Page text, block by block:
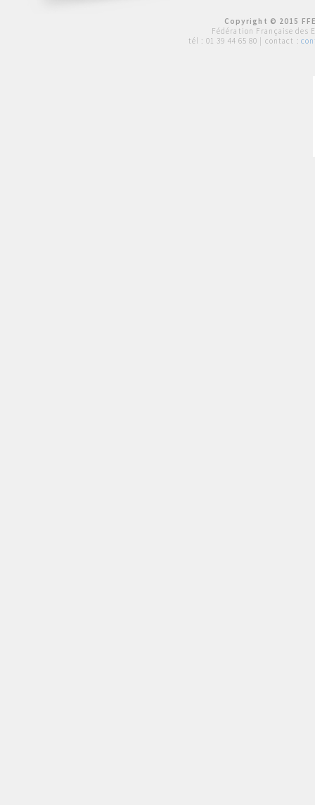
Copyright © 2015
Fédération Française des
tél : 01 39 44 65 80 | contact :